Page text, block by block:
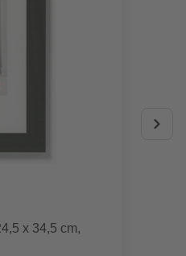
x 34,5 cm,